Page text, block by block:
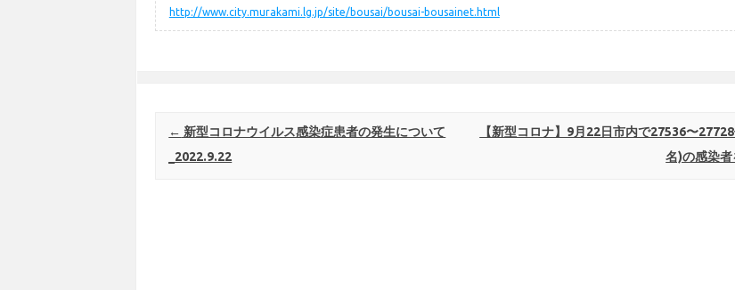
http://www.city.murakami.lg.jp/site/bousai/bousai-bousainet.html
Post navigation
← 新型コロナウイルス感染症患者の発生について
_2022.9.22
【新型コロナ】9月22日市内で27536〜
名)の感染